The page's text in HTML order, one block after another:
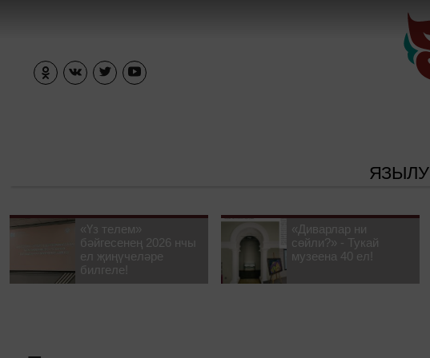
ЯЗЫЛУ
«Үз телем»
бәйгесенең 2026 нчы
ел җиңүчеләре
билгеле!
«Диварлар ни
сөйли?» - Тукай
музеена 40 ел!